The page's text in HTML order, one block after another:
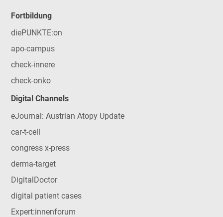
Fortbildung
diePUNKTE:on
apo-campus
check-innere
check-onko
Digital Channels
eJournal: Austrian Atopy Update
car-t-cell
congress x-press
derma-target
DigitalDoctor
digital patient cases
Expert:innenforum